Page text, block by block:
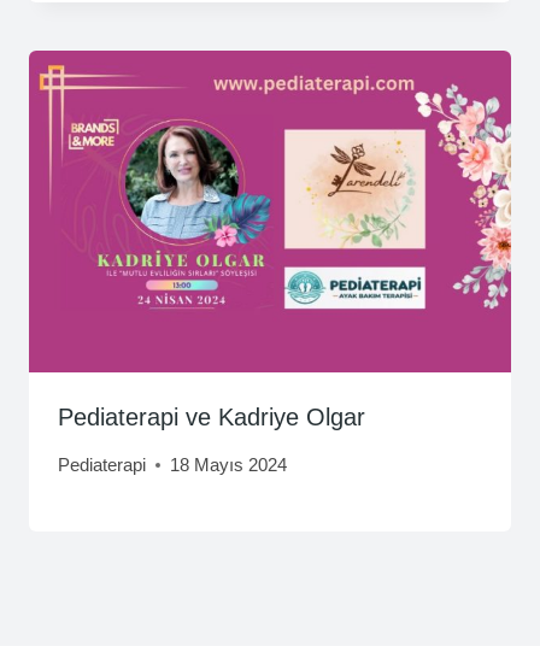
Pediaterapi ve Kadriye Olgar
Pediaterapi 18 Mayıs 2024